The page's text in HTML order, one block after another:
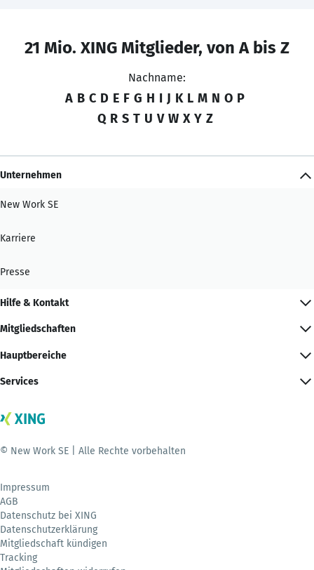
21 Mio. XING Mitglieder, von A bis Z
Nachname:
A B C D E F G H I J K L M N O P
Q R S T U V W X Y Z
Unternehmen
New Work SE
Karriere
Presse
Hilfe & Kontakt
Mitgliedschaften
Hauptbereiche
Services
© New Work SE | Alle Rechte vorbehalten
Impressum
AGB
Datenschutz bei XING
Datenschutzerklärung
Mitgliedschaft kündigen
Tracking